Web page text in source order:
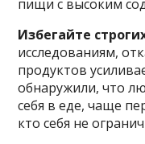
пищи с высоким
Избегайте
исследованиям,
продуктов
обнаружили, что
себя в еде, чаще
кто себя не